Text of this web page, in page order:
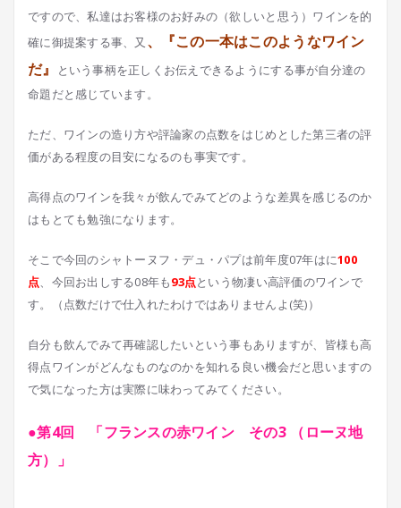
ですので、私達はお客様のお好みの（欲しいと思う）ワインを的
確に御提案する事、又 、『この一本はこのようなワイン
だ』
という事柄を正しくお伝えできるようにする事が自分達の
命題だと感じています。
ただ、ワインの造り方や評論家の点数をはじめとした第三者の評
価がある程度の目安になるのも事実です。
高得点のワインを我々が飲んでみてどのような差異を感じるのか
はもとても勉強になります。
そこで今回のシャトーヌフ・デュ・パプは前年度07年はに100
点、今回お出しする08年も93点という物凄い高評価のワインで
す。（点数だけで仕入れたわけではありませんよ(笑)）
自分も飲んでみて再確認したいという事もありますが、皆様も高
得点ワインがどんなものなのかを知れる良い機会だと思いますの
で気になった方は実際に味わってみてください。
●第4回 「フランスの赤ワイン その3 （ローヌ地
方）」